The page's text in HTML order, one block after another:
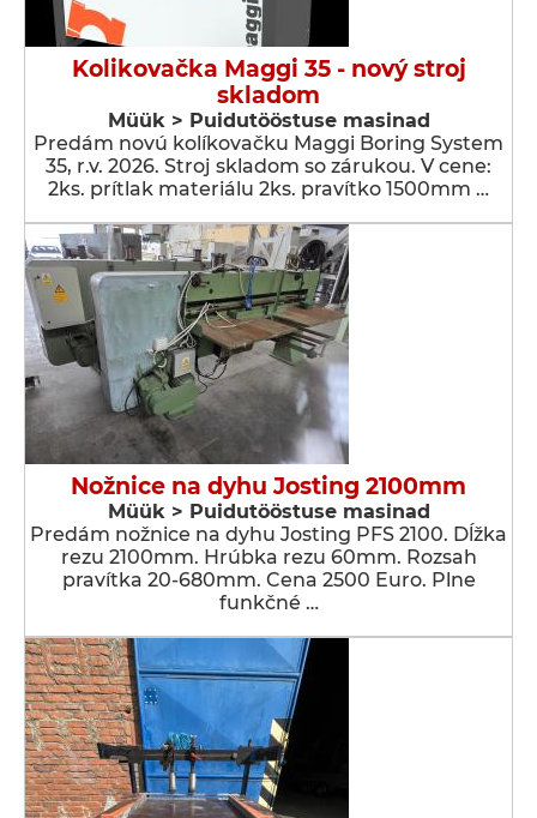
Kolikovačka Maggi 35 - nový stroj
skladom
Müük > Puidutööstuse masinad
Predám novú kolíkovačku Maggi Boring System
35, r.v. 2026. Stroj skladom so zárukou. V cene:
2ks. prítlak materiálu 2ks. pravítko 1500mm …
Nožnice na dyhu Josting 2100mm
Müük > Puidutööstuse masinad
Predám nožnice na dyhu Josting PFS 2100. Dĺžka
rezu 2100mm. Hrúbka rezu 60mm. Rozsah
pravítka 20-680mm. Cena 2500 Euro. Plne
funkčné …